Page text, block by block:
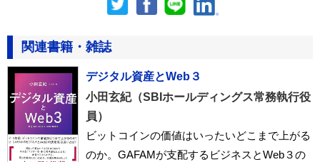
関連書籍・雑誌
デジタル資産とWeb３
小田玄紀（SBIホールディングス常務執行役
員）
ビットコインの価値はいったいどこまで上がる
のか。GAFAMが支配するビジネスとWeb３の